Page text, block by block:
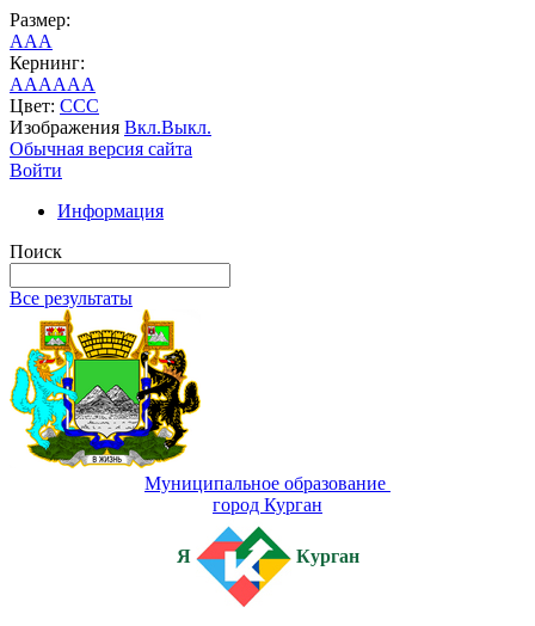
Размер:
AAA
Кернинг:
AAAAAA
Цвет: CCC
Изображения Вкл.Выкл.
Обычная версия сайта
Войти
Информация
Поиск
Все результаты
Муниципальное образование
город Курган
Я Курган